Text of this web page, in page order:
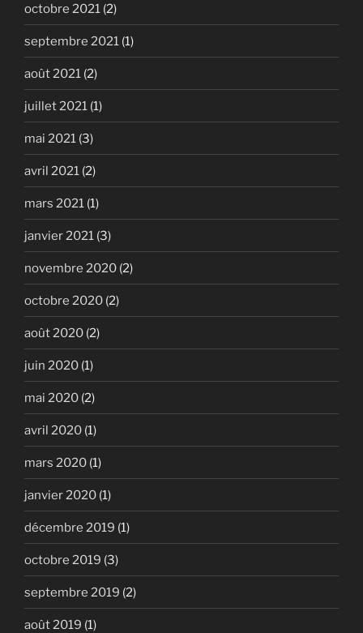
octobre 2021 (2)
septembre 2021 (1)
août 2021 (2)
juillet 2021 (1)
mai 2021 (3)
avril 2021 (2)
mars 2021 (1)
janvier 2021 (3)
novembre 2020 (2)
octobre 2020 (2)
août 2020 (2)
juin 2020 (1)
mai 2020 (2)
avril 2020 (1)
mars 2020 (1)
janvier 2020 (1)
décembre 2019 (1)
octobre 2019 (3)
septembre 2019 (2)
août 2019 (1)